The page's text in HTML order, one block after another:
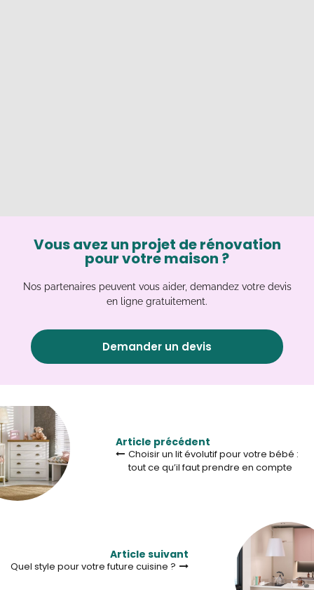
Vous avez un projet de rénovation
pour votre maison ?
Nos partenaires peuvent vous aider, demandez votre devis
en ligne gratuitement.
Demander un devis
Article précédent
Choisir un lit évolutif pour votre bébé :
tout ce qu’il faut prendre en compte
Article suivant
Quel style pour votre future cuisine ?